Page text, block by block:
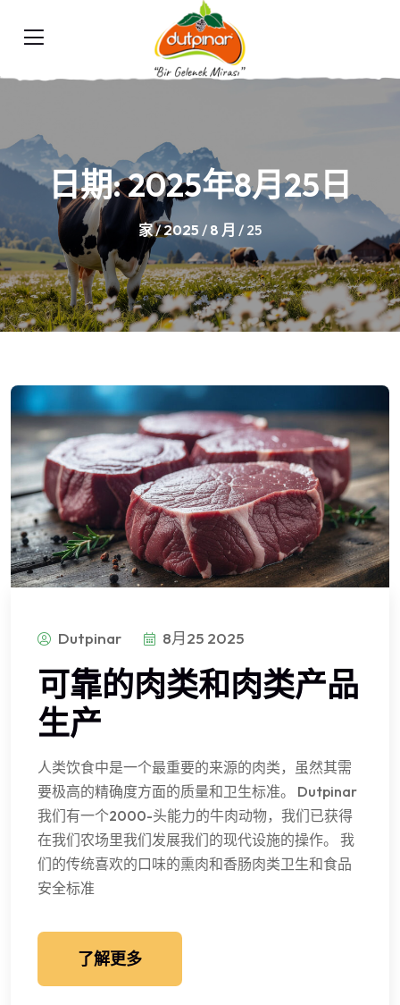
日期:2025年8月25日
家/2025 / 8 月 / 25
Dutpinar 8月25 2025
可靠的肉类和肉类产品
生产
人类饮食中是一个最重要的来源的肉类，虽然其需
要极高的精确度方面的质量和卫生标准。 Dutpinar
我们有一个2000-头能力的牛肉动物，我们已获得
在我们农场里我们发展我们的现代设施的操作。 我
们的传统喜欢的口味的熏肉和香肠肉类卫生和食品
安全标准
了解更多